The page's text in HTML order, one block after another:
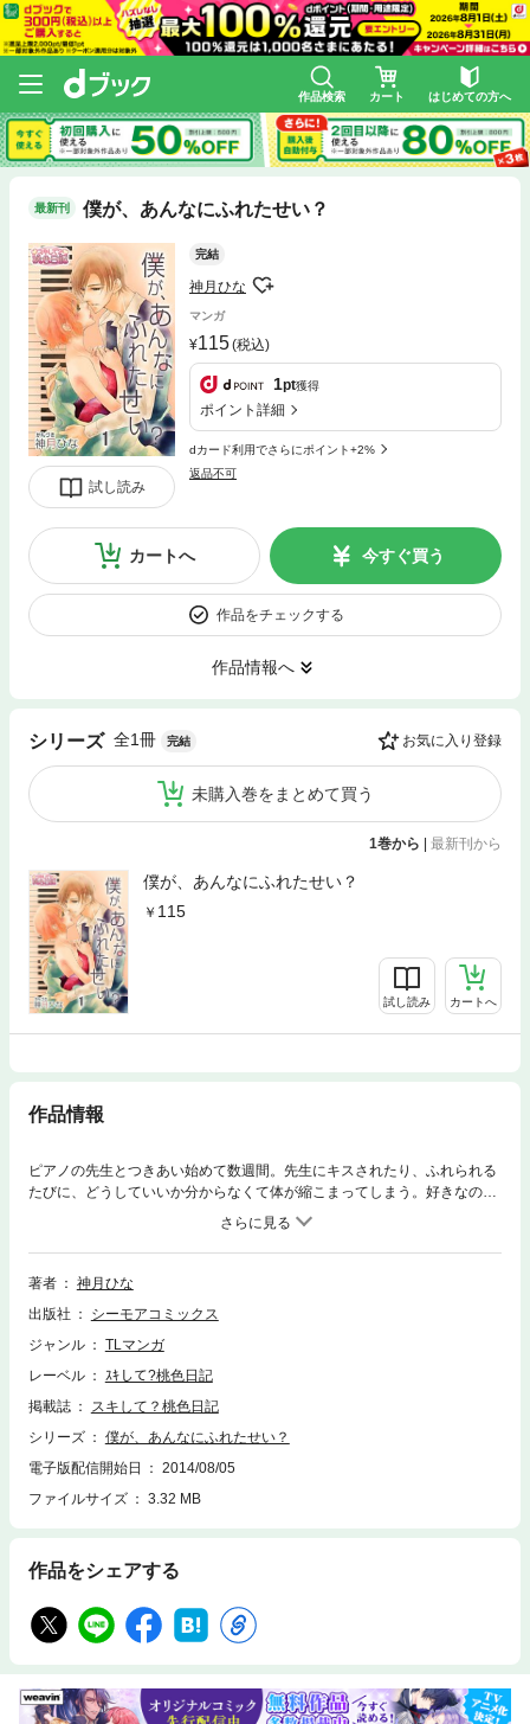
作品検索 カート はじめての方へ
最新刊 僕が、あんなにふれたせい？
試し読み
完結
神月ひな
マンガ
115(税込)
1pt獲得
ポイント詳細
dカード利用でさらにポイント+2%
返品不可
カートへ 今すぐ買う
作品をチェックする
作品情報へ
シリーズ 全1冊 完結 お気に入り登録
未購入巻をまとめて買う
1巻から | 最新刊から
僕が、あんなにふれたせい？
115
試し読み カートへ
作品情報
ピアノの先生とつきあい始めて数週間。先生にキスされたり、ふれられる
たびに、どうしていいか分からなくて体が縮こまってしまう。好きなの
に。一緒にいたいのに。キスより先のことを妄想してしまったら今よりも
っと意識しすぎて自分がフツウじゃいられない…！【桃色日記】
著者
神月ひな
出版社
シーモアコミックス
ジャンル
TLマンガ
レーベル
ｽｷして?桃色日記
掲載誌
スキして？桃色日記
シリーズ
僕が、あんなにふれたせい？
電子版配信開始日
2014/08/05
ファイルサイズ
3.32 MB
作品をシェアする